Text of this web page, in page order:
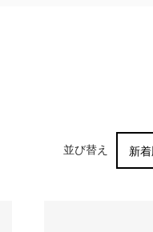
並び替え